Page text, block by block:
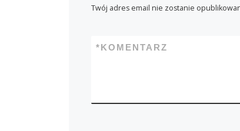
Twój adres email nie zostanie
KOMENTARZ
*